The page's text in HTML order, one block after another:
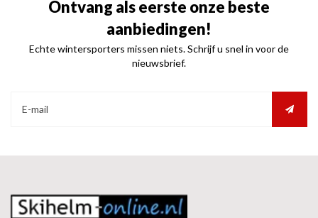
Ontvang als eerste onze beste
aanbiedingen!
Echte wintersporters missen niets. Schrijf u snel in voor de
nieuwsbrief.